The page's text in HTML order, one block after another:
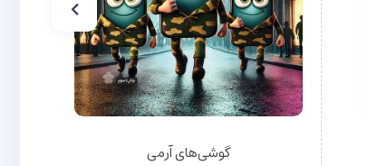
گوشی‌های آرمی